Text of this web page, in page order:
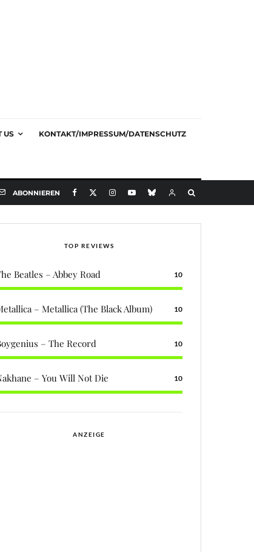
US KONTAKT/IMPRESSUM/DATENSCHUTZ
ABONNIEREN
TOP REVIEWS
Beatles – Abbey Road 10
– Metallica (The Black Album) 10
– The Record 10
– You Will Not Die 10
ANZEIGE